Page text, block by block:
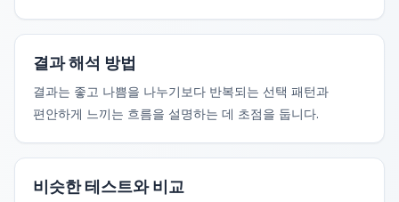
결과 해석 방법
결과는 좋고 나쁨을 나누기보다 반복되는 선택 패턴과
편안하게 느끼는 흐름을 설명하는 데 초점을 둡니다.
비슷한 테스트와 비교